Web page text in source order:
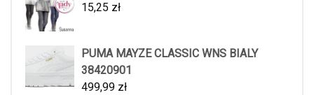
15,25 zł
PUMA MAYZE CLASSIC WNS BIALY
38420901
499,99 zł